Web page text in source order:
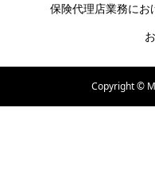
保険代理店業務にお
Copyright ©